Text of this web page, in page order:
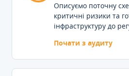
Описуємо поточну
критичні ризики та
інфраструктуру до
Почати з аудиту